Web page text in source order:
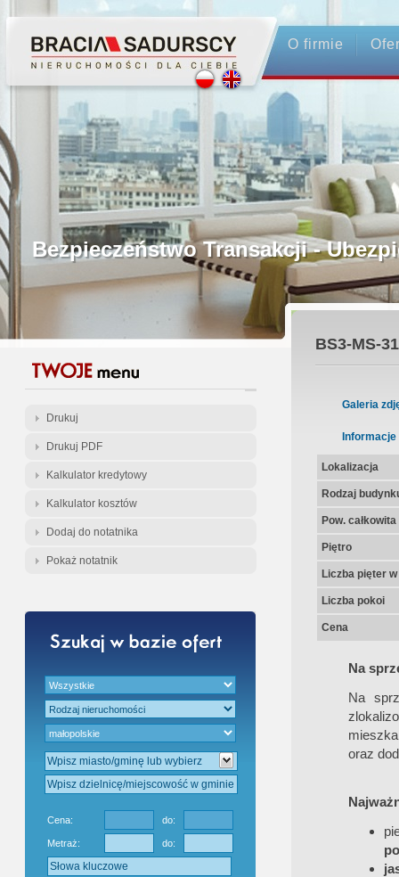
O firmie
Profesjonalne Pośrednictwo
Bezpieczeństwo Transakcji -
Licencjonowani Pośrednicy
Gwarancja Zwrotu Zadatku
Gratis - Przedwstępna Umowa
Drukuj
Drukuj PDF
Kalkulator kredytowy
Kalkulator kosztów
Dodaj do notatnika
Pokaż notatnik
Cena: do:
Metraż: do:
BS3-MS-
Galeria
Informacje
Lokalizacja
Rodzaj
Pow.
Piętro
Liczba pięter
Liczba pokoi
Cena
Na
Na
oraz